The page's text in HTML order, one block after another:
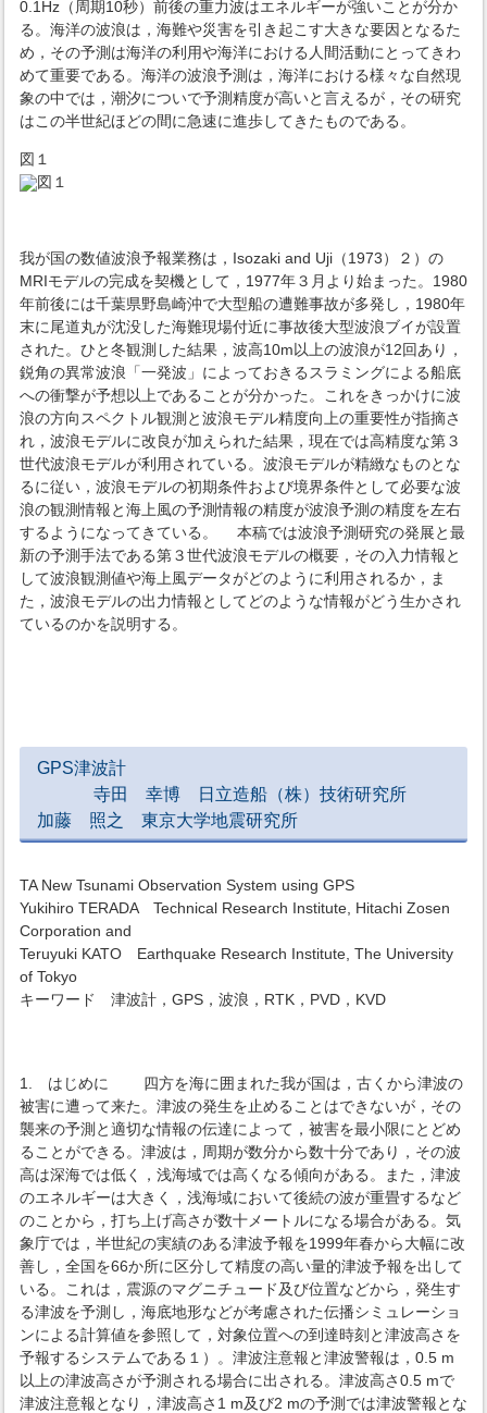
0.1Hz（周期10秒）前後の重力波はエネルギーが強いことが分か
る。海洋の波浪は，海難や災害を引き起こす大きな要因となるた
め，その予測は海洋の利用や海洋における人間活動にとってきわ
めて重要である。海洋の波浪予測は，海洋における様々な自然現
象の中では，潮汐についで予測精度が高いと言えるが，その研究
はこの半世紀ほどの間に急速に進歩してきたものである。
図１
我が国の数値波浪予報業務は，Isozaki and Uji（1973）２）の
MRIモデルの完成を契機として，1977年３月より始まった。1980
年前後には千葉県野島崎沖で大型船の遭難事故が多発し，1980年
末に尾道丸が沈没した海難現場付近に事故後大型波浪ブイが設置
された。ひと冬観測した結果，波高10m以上の波浪が12回あり，
鋭角の異常波浪「一発波」によっておきるスラミングによる船底
への衝撃が予想以上であることが分かった。これをきっかけに波
浪の方向スペクトル観測と波浪モデル精度向上の重要性が指摘さ
れ，波浪モデルに改良が加えられた結果，現在では高精度な第３
世代波浪モデルが利用されている。波浪モデルが精緻なものとな
るに従い，波浪モデルの初期条件および境界条件として必要な波
浪の観測情報と海上風の予測情報の精度が波浪予測の精度を左右
するようになってきている。 本稿では波浪予測研究の発展と最
新の予測手法である第３世代波浪モデルの概要，その入力情報と
して波浪観測値や海上風データがどのように利用されるか，ま
た，波浪モデルの出力情報としてどのような情報がどう生かされ
ているのかを説明する。
GPS津波計
寺田 幸博 日立造船（株）技術研究所
加藤 照之 東京大学地震研究所
TA New Tsunami Observation System using GPS
Yukihiro TERADA Technical Research Institute, Hitachi Zosen
Corporation and
Teruyuki KATO Earthquake Research Institute, The University
of Tokyo
キーワード 津波計，GPS，波浪，RTK，PVD，KVD
1. はじめに 四方を海に囲まれた我が国は，古くから津波の
被害に遭って来た。津波の発生を止めることはできないが，その
襲来の予測と適切な情報の伝達によって，被害を最小限にとどめ
ることができる。津波は，周期が数分から数十分であり，その波
高は深海では低く，浅海域では高くなる傾向がある。また，津波
のエネルギーは大きく，浅海域において後続の波が重畳するなど
のことから，打ち上げ高さが数十メートルになる場合がある。気
象庁では，半世紀の実績のある津波予報を1999年春から大幅に改
善し，全国を66か所に区分して精度の高い量的津波予報を出して
いる。これは，震源のマグニチュード及び位置などから，発生す
る津波を予測し，海底地形などが考慮された伝播シミュレーショ
ンによる計算値を参照して，対象位置への到達時刻と津波高さを
予報するシステムである１）。津波注意報と津波警報は，0.5 m
以上の津波高さが予測される場合に出される。津波高さ0.5 mで
津波注意報となり，津波高さ1 m及び2 mの予測では津波警報とな